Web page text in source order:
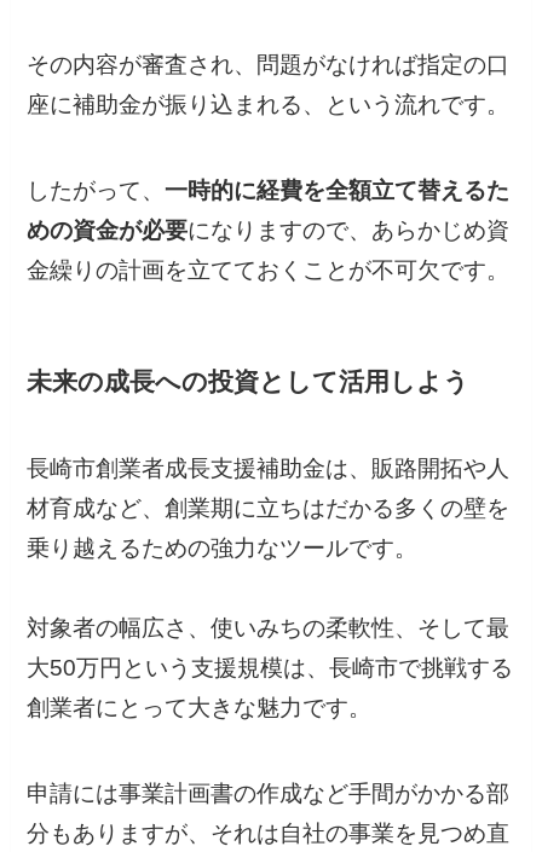
その内容が審査され、問題がなければ指定の口
座に補助金が振り込まれる、という流れです。
したがって、一時的に経費を全額立て替えるた
めの資金が必要になりますので、あらかじめ資
金繰りの計画を立てておくことが不可欠です。
未来の成長への投資として活用しよう
長崎市創業者成長支援補助金は、販路開拓や人
材育成など、創業期に立ちはだかる多くの壁を
乗り越えるための強力なツールです。
対象者の幅広さ、使いみちの柔軟性、そして最
大50万円という支援規模は、長崎市で挑戦する
創業者にとって大きな魅力です。
申請には事業計画書の作成など手間がかかる部
分もありますが、それは自社の事業を見つめ直